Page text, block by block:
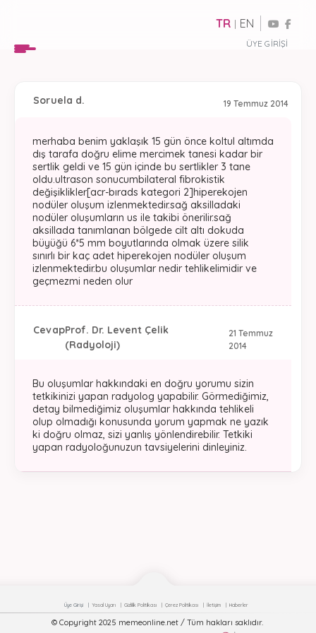
ÜYE GIRIŞI
TR | EN
19 Temmuz 2014
Soruela d.
merhaba benim yaklaşık 15 gün önce koltul altımda
dış tarafa doğru elime mercimek tanesi kadar bir
sertlik geldi ve 15 gün içinde bu sertlikler 3 tane
oldu.ultrason sonucumbilateral fibrokistik
değişiklikler[acr-bırads kategori 2]hiperekojen
nodüler oluşum izlenmektedir.sağ aksilladaki
nodüler oluşumların us ile takibi önerilir.sağ
aksillada tanımlanan bölgede cilt altı dokuda
büyüğü 6*5 mm boyutlarında olmak üzere silik
sınırlı bir kaç adet hiperekojen nodüler oluşum
izlenmektedir.bu oluşumlar nedir tehlikelimidir ve
geçmezmi neden olur
21 Temmuz
2014
CevapProf. Dr. Levent Çelik
(Radyoloji)
Bu oluşumlar hakkındaki en doğru yorumu sizin
tetkikinizi yapan radyolog yapabilir. Görmediğimiz,
detay bilmediğimiz oluşumlar hakkında tehlikeli
olup olmadığı konusunda yorum yapmak ne yazık
ki doğru olmaz, sizi yanlış yönlendirebilir. Tetkiki
yapan radyoloğunuzun tavsiyelerini dinleyiniz.
Üye Girişi Yasal Uyarı Gizlilik Politikası Çerez Politikası İletişim Haberler
© Copyright 2025 memeonline.net / Tüm hakları saklıdır.